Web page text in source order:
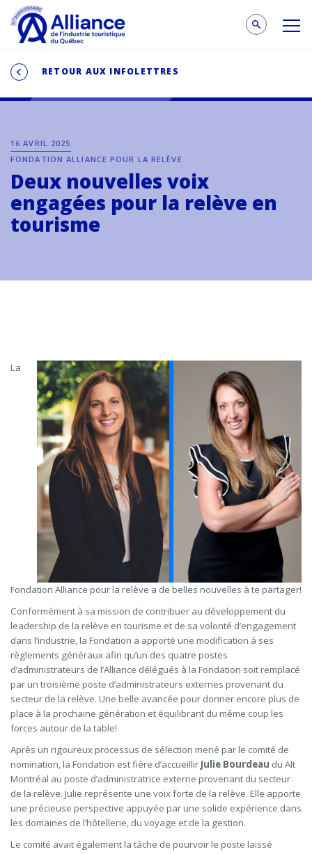
RETOUR AUX INFOLETTRES
16 AVRIL 2025
FONDATION ALLIANCE POUR LA RELÈVE
Deux nouvelles voix
engagées pour la relève en
tourisme
La
Fondation Alliance pour la relève a de belles nouvelles à te partager!
Conformément à sa mission de contribuer au développement du
leadership de la relève en tourisme et de sa volonté d’engagement
dans l’industrie, la Fondation a apporté une modification à ses
règlements généraux afin qu’un des quatre postes
d’administrateurs de l’Alliance délégués à la Fondation soit remplacé
par un troisième poste d’administrateurs externes provenant du
secteur de la relève. Une belle avancée pour donner encore plus de
place à la prochaine génération et équilibrant du même coup les
forces autour de la table!
Après un rigoureux processus de sélection mené par le comité de
nomination, la Fondation est fière d’accueillir Julie Bourdeau du Alt
Montréal au poste d’administratrice externe provenant du secteur
de la relève. Julie représente une voix forte de la relève. Elle apporte
une précieuse perspective appuyée par une solide expérience dans
les domaines de l’hôtellerie, du voyage et de la gestion.
Le comité avait également la tâche de pourvoir le poste laissé